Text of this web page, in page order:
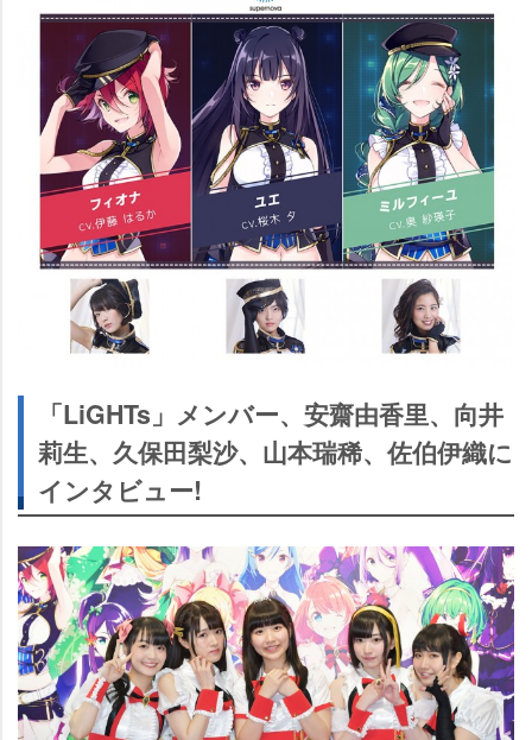
「LiGHTs」メンバー、安齋由香里、向井
莉生、久保田梨沙、山本瑞稀、佐伯伊織に
インタビュー!